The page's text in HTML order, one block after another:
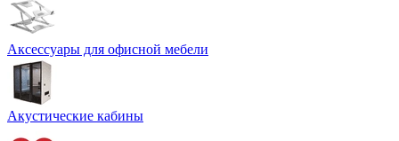
Аксессуары для офисной мебели
Акустические кабины